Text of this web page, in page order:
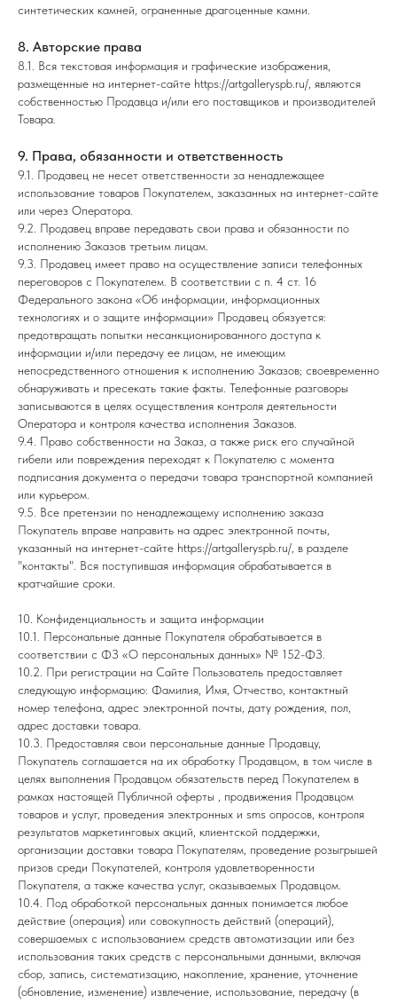
синтетических камней, ограненные драгоценные камни.
8. Авторские права
8.1. Вся текстовая информация и графические изображения,
размещенные на интернет-сайте https://artgalleryspb.ru/ , являются
собственностью Продавца и/или его поставщиков и производителей
Товара.
9. Права, обязанности и ответственность
9.1. Продавец не несет ответственности за ненадлежащее
использование товаров Покупателем, заказанных на интернет-сайте
или через Оператора.
9.2. Продавец вправе передавать свои права и обязанности по
исполнению Заказов третьим лицам.
9.3. Продавец имеет право на осуществление записи телефонных
переговоров с Покупателем. В соответствии с п. 4 ст. 16
Федерального закона «Об информации, информационных
технологиях и о защите информации» Продавец обязуется:
предотвращать попытки несанкционированного доступа к
информации и/или передачу ее лицам, не имеющим
непосредственного отношения к исполнению Заказов; своевременно
обнаруживать и пресекать такие факты. Телефонные разговоры
записываются в целях осуществления контроля деятельности
Оператора и контроля качества исполнения Заказов.
9.4. Право собственности на Заказ, а также риск его случайной
гибели или повреждения переходят к Покупателю с момента
подписания документа о передачи товара транспортной компанией
или курьером.
9.5. Все претензии по ненадлежащему исполнению заказа
Покупатель вправе направить на адрес электронной почты,
указанный на интернет-сайте https://artgalleryspb.ru/ , в разделе
"контакты". Вся поступившая информация обрабатывается в
кратчайшие сроки.
10. Конфиденциальность и защита информации
10.1. Персональные данные Покупателя обрабатывается в
соответствии с ФЗ «О персональных данных» № 152-ФЗ.
10.2. При регистрации на Сайте Пользователь предоставляет
следующую информацию: Фамилия, Имя, Отчество, контактный
номер телефона, адрес электронной почты, дату рождения, пол,
адрес доставки товара.
10.3. Предоставляя свои персональные данные Продавцу,
Покупатель соглашается на их обработку Продавцом, в том числе в
целях выполнения Продавцом обязательств перед Покупателем в
рамках настоящей Публичной оферты , продвижения Продавцом
товаров и услуг, проведения электронных и sms опросов, контроля
результатов маркетинговых акций, клиентской поддержки,
организации доставки товара Покупателям, проведение розыгрышей
призов среди Покупателей, контроля удовлетворенности
Покупателя, а также качества услуг, оказываемых Продавцом.
10.4. Под обработкой персональных данных понимается любое
действие (операция) или совокупность действий (операций),
совершаемых с использованием средств автоматизации или без
использования таких средств с персональными данными, включая
сбор, запись, систематизацию, накопление, хранение, уточнение
(обновление, изменение) извлечение, использование, передачу (в